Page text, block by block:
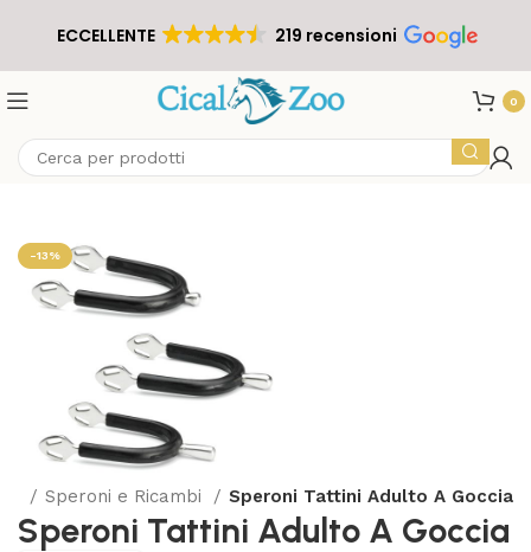
ECCELLENTE 219 recensioni
0
-13%
Speroni e Ricambi Speroni Tattini Adulto A Goccia
Speroni Tattini Adulto A Goccia